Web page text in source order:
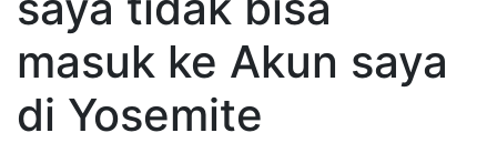
masuk ke Akun saya
di Yosemite